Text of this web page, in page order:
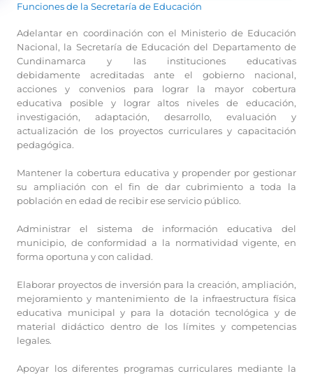
Funciones de la Secretaría de Educación
​Adelantar en coordinación con el Ministerio de Educación
Nacional, la Secretaría de Educación del Departamento de
Cundinamarca y las instituciones educativas
debidamente acreditadas ante el gobierno nacional,
acciones y convenios para lograr la mayor cobertura
educativa posible y lograr altos niveles de educación,
investigación, adaptación, desarrollo, evaluación y
actualización de los proyectos curriculares y capacitación
pedagógica.
Mantener la cobertura educativa y propender por gestionar
su ampliación con el fin de dar cubrimiento a toda la
población en edad de recibir ese servicio público.
Administrar el sistema de información educativa del
municipio, de conformidad a la normatividad vigente, en
forma oportuna y con calidad.
Elaborar proyectos de inversión para la creación, ampliación,
mejoramiento y mantenimiento de la infraestructura física
educativa municipal y para la dotación tecnológica y de
material didáctico dentro de los límites y competencias
legales.
Apoyar los diferentes programas curriculares mediante la